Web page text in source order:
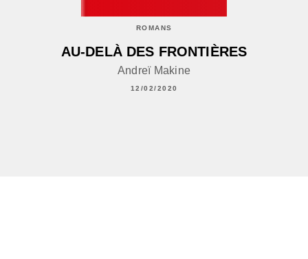
ROMANS
AU-DELÀ DES FRONTIÈRES
Andreï Makine
12/02/2020